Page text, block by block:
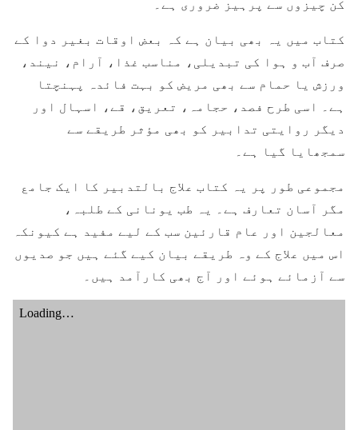
کن چیزوں سے پرہیز ضروری ہے۔
کتاب میں یہ بھی بیان ہے کہ بعض اوقات بغیر دوا کے
صرف آب و ہوا کی تبدیلی، مناسب غذا، آرام، نیند،
ورزش یا حمام سے بھی مریض کو بہت فائدہ پہنچتا
ہے۔ اسی طرح فصد، حجامہ، تعریق، قے، اسہال اور
دیگر روایتی تدابیر کو بھی مؤثر طریقے سے
سمجھایا گیا ہے۔
مجموعی طور پر یہ کتاب علاج بالتدبیر کا ایک جامع
مگر آسان تعارف ہے۔ یہ طب یونانی کے طلبہ،
معالجین اور عام قارئین سب کے لیے مفید ہے کیونکہ
اس میں علاج کے وہ طریقے بیان کیے گئے ہیں جو صدیوں
سے آزمائے ہوئے اور آج بھی کارآمد ہیں۔